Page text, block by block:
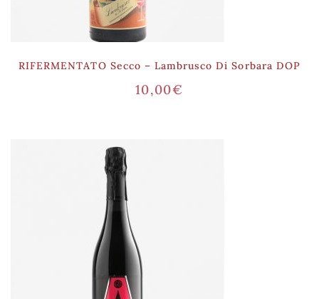
RIFERMENTATO Secco – Lambrusco Di Sorbara DOP
10,00€